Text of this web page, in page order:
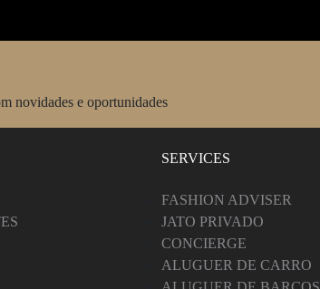
novidades e oportunidades
SERVICES
FASHION ADVISER
JATO PRIVADO
CONCIERGE
ALUGUER DE CARRO